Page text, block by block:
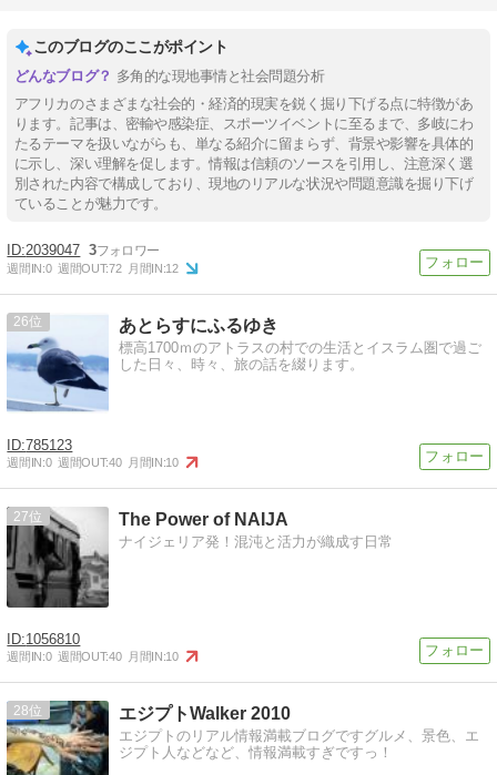
このブログのここがポイント
多角的な現地事情と社会問題分析
アフリカのさまざまな社会的・経済的現実を鋭く掘り下げる点に特徴があ
ります。記事は、密輸や感染症、スポーツイベントに至るまで、多岐にわ
たるテーマを扱いながらも、単なる紹介に留まらず、背景や影響を具体的
に示し、深い理解を促します。情報は信頼のソースを引用し、注意深く選
別された内容で構成しており、現地のリアルな状況や問題意識を掘り下げ
ていることが魅力です。
2039047 3
週間IN:0 週間OUT:72 月間IN:12
26 あとらすにふるゆき
標高1700ｍのアトラスの村での生活とイスラム圏で過ご
した日々、時々、旅の話を綴ります。
785123
週間IN:0 週間OUT:40 月間IN:10
27 The Power of NAIJA
ナイジェリア発！混沌と活力が織成す日常
1056810
週間IN:0 週間OUT:40 月間IN:10
28 エジプトWalker 2010
エジプトのリアル情報満載ブログですグルメ、景色、エ
ジプト人などなど、情報満載すぎですっ！